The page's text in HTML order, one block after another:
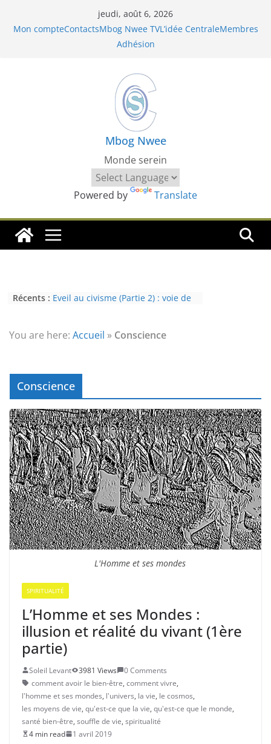
jeudi, août 6, 2026
Mon compteContactsMbog Nwee TVL’idée CentraleMembres
Adhésion
Mbog Nwee
Monde serein
Powered by Translate
Récents : Eveil au civisme (Partie 2) : voie de
monde créé (2nde partie)
(3ème partie) : la psychose
(2nde partie) : le paranormal
You are here: Accueil » Conscience
Conscience
L'Homme et ses mondes
SPIRITUALITÉ
L’Homme et ses Mondes :
illusion et réalité du vivant (1ère
partie)
Soleil Levant 3981 Views
0 Comments
comment avoir le bien-être, comment vivre,
l'homme et ses mondes, l'univers, la vie, le cosmos,
les moyens de vie, qu'est-ce que la vie, qu'est-ce que le monde,
santé bien-être, souffle de vie, spiritualité
4 min read
1 avril 2019